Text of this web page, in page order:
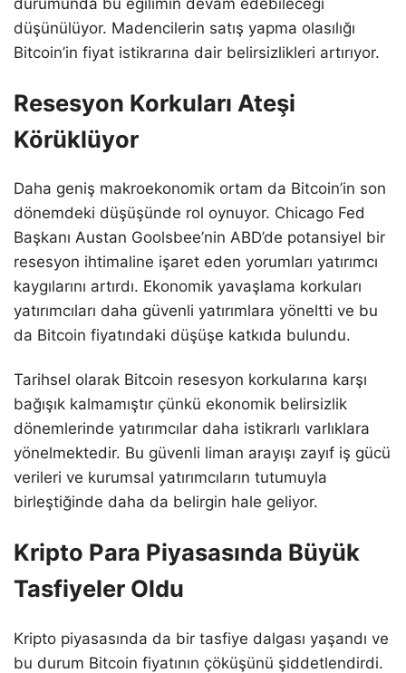
durumunda bu eğilimin devam edebileceği
düşünülüyor. Madencilerin satış yapma olasılığı
Bitcoin’in fiyat istikrarına dair belirsizlikleri artırıyor.
Resesyon Korkuları Ateşi
Körüklüyor
Daha geniş makroekonomik ortam da Bitcoin’in son
dönemdeki düşüşünde rol oynuyor. Chicago Fed
Başkanı Austan Goolsbee’nin ABD’de potansiyel bir
resesyon ihtimaline işaret eden yorumları yatırımcı
kaygılarını artırdı. Ekonomik yavaşlama korkuları
yatırımcıları daha güvenli yatırımlara yöneltti ve bu
da Bitcoin fiyatındaki düşüşe katkıda bulundu.
Tarihsel olarak Bitcoin resesyon korkularına karşı
bağışık kalmamıştır çünkü ekonomik belirsizlik
dönemlerinde yatırımcılar daha istikrarlı varlıklara
yönelmektedir. Bu güvenli liman arayışı zayıf iş gücü
verileri ve kurumsal yatırımcıların tutumuyla
birleştiğinde daha da belirgin hale geliyor.
Kripto Para Piyasasında Büyük
Tasfiyeler Oldu
Kripto piyasasında da bir tasfiye dalgası yaşandı ve
bu durum Bitcoin fiyatının çöküşünü şiddetlendirdi.